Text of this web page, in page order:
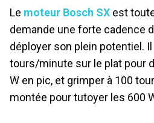
Le moteur Bosch SX est
demande une forte cadence
déployer son plein potentiel.
tours/minute sur le plat pour
W en pic, et grimper à 100
montée pour tutoyer les 600